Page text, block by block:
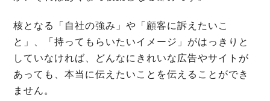
核となる「自社の強み」や「顧客に訴えたいこ
と」、「持ってもらいたいイメージ」がはっきりと
していなければ、どんなにきれいな広告やサイトが
あっても、本当に伝えたいことを伝えることができ
ません。